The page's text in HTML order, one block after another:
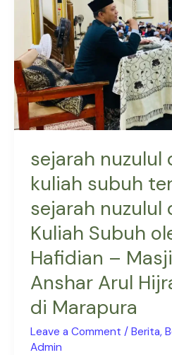
sejarah nuzulul
kuliah subuh
sejarah nuzulul
Kuliah Subuh
Hafidian –
Anshar Arul
di Marapura
Leave a Comment /Berita,
Admin
tentang
sejarah
nuzulul
qur’an –
Kuliah
Subuh
oleh
Dedy
Hafidian
Masjid
Nurul
Anshar
Hijrah
–
Masjid
di